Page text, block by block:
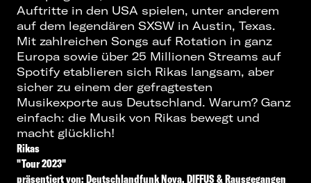
Auftritte in den USA spielen, unter anderem
auf dem legendären SXSW in Austin, Texas.
Mit zahlreichen Songs auf Rotation in ganz
Europa sowie über 25 Millionen Streams auf
Spotify etablieren sich Rikas langsam, aber
sicher zu einem der gefragtesten
Musikexporte aus Deutschland. Warum? Ganz
einfach: die Musik von Rikas bewegt und
macht glücklich!
Rikas
"Tour 2023"
präsentiert von: Deutschlandfunk Nova, DIFFUS & Rausgegangen